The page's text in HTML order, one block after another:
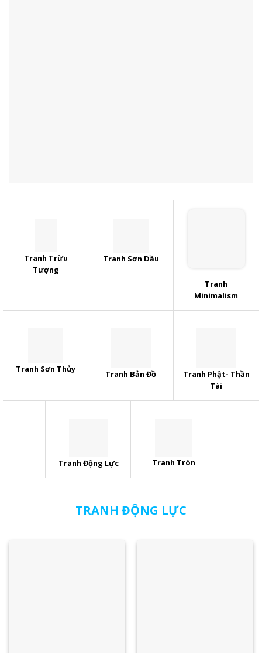
Tranh Trừu
Tượng
Tranh Sơn Dầu
Tranh
Minimalism
Tranh Sơn Thủy
Tranh Bản Đồ
Tranh Phật- Thần
Tài
Tranh Động Lực Tranh Tròn
TRANH ĐỘNG LỰC